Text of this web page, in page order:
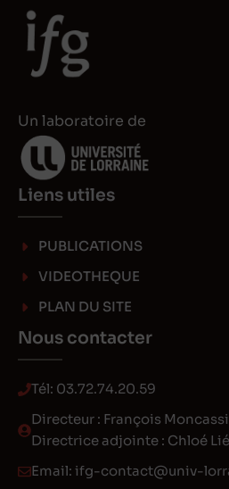
Un laboratoire de
Liens utiles
PUBLICATIONS
VIDEOTHEQUE
PLAN DU SITE
Nous contacter
Tél: 03.72.74.20.59
Directeur : François
Directrice adjointe : Chloé
Email: ifg-contact@univ-